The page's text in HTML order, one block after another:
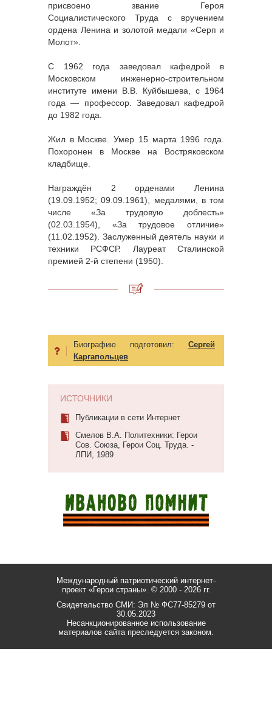
присвоено звание Героя
Социалистического Труда с вручением
ордена Ленина и золотой медали «Серп и
Молот».
С 1962 года заведовал кафедрой в
Московском инженерно-строительном
институте имени В.В. Куйбышева, с 1964
года — профессор. Заведовал кафедрой
до 1982 года.
Жил в Москве. Умер 15 марта 1996 года.
Похоронен в Москве на Востряковском
кладбище.
Награждён 2 орденами Ленина
(19.09.1952; 09.09.1961), медалями, в том
числе «За трудовую доблесть»
(02.03.1954), «За трудовое отличие»
(11.02.1952). Заслуженный деятель науки и
техники РСФСР. Лауреат Сталинской
премией 2-й степени (1950).
Биографию подготовил: Сергей
Каргапольцев
ИСТОЧНИКИ
Публикации в сети Интернет
Смелов В.А. Политехники: Герои
Сов. Союза, Герои Соц. Труда. -
ЛПИ, 1989
Международный патриотический интернет-
проект «Герои страны». © 2000 - 2026 гг.
Свидетельство СМИ: Эл № ФС77-85279 от
30.05.2023
Несанкционированное использование
материалов сайта преследуется законом.